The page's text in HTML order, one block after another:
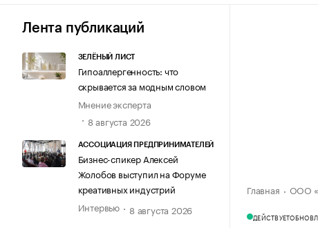
Технологии и медиа
Лента публикаций
ЗЕЛЁНЫЙ ЛИСТ
Гипоаллергенность: что
скрывается за модным словом
Мнение эксперта
8 августа 2026
АССОЦИАЦИЯ ПРЕДПРИНИМАТЕЛЕЙ
Бизнес-спикер Алексей
Жолобов выступил на Форуме
креативных индустрий
Интервью
8 августа 2026
Главная ООО
ДЕЙСТВУЕТ